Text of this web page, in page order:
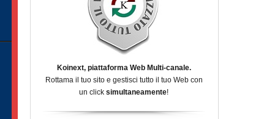
Koinext, piattaforma Web Multi-canale.
Rottama il tuo sito e gestisci tutto il tuo Web con
un click simultaneamente!